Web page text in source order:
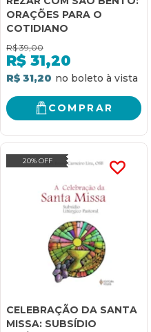
ORAÇÕES PARA O
COTIDIANO
R$ 39,00
R$ 31,20
R$ 31,20
COMPRAR
20% OFF
CELEBRAÇÃO DA SANTA
MISSA: SUBSÍDIO